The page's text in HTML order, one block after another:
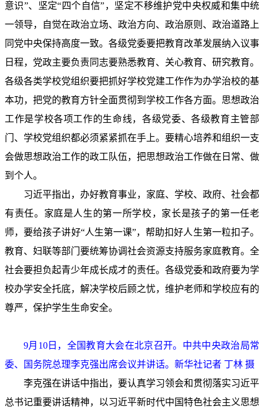
意识”、坚定“四个自信”，坚定不移维护党中央权威和集中统
一领导，自觉在政治立场、政治方向、政治原则、政治道路上
同党中央保持高度一致。各级党委要把教育改革发展纳入议事
日程，党政主要负责同志要熟悉教育、关心教育、研究教育。
各级各类学校党组织要把抓好学校党建工作作为办学治校的基
本功，把党的教育方针全面贯彻到学校工作各方面。思想政治
工作是学校各项工作的生命线，各级党委、各级教育主管部
门、学校党组织都必须紧紧抓在手上。要精心培养和组织一支
会做思想政治工作的政工队伍，把思想政治工作做在日常、做
到个人。
习近平指出，办好教育事业，家庭、学校、政府、社会都
有责任。家庭是人生的第一所学校，家长是孩子的第一任老
师，要给孩子讲好“人生第一课”，帮助扣好人生第一粒扣子。
教育、妇联等部门要统筹协调社会资源支持服务家庭教育。全
社会要担负起青少年成长成才的责任。各级党委和政府要为学
校办学安全托底，解决学校后顾之忧，维护老师和学校应有的
尊严，保护学生生命安全。
9月10日，全国教育大会在北京召开。中共中央政治局常
委、国务院总理李克强出席会议并讲话。新华社记者 丁林 摄
李克强在讲话中指出，要认真学习领会和贯彻落实习近平
总书记重要讲话精神，以习近平新时代中国特色社会主义思想